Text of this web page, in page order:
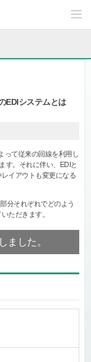
C
n
n
EDIシステムとは
って従来の回線を利用し
す。それに伴い、EDIと
イアウトも変更になる
分それぞれでどのよう
ただきます。
ました。